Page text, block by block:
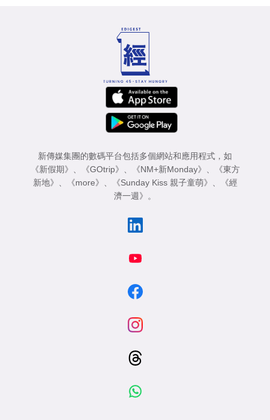
新傳媒集團的數碼平台包括多個網站和應用程式，如
《新假期》
《GOtrip》 《NM+新Monday》
《東方
新地》
《more》 《Sunday Kiss 親子童萌》
《經
濟一週》
。